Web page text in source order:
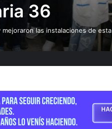
36
las instalaciones de esta